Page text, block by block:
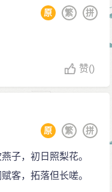
拼
繁
原
赞()
拼
繁
原
子，初日照梨花。
客，拓落但长嗟。